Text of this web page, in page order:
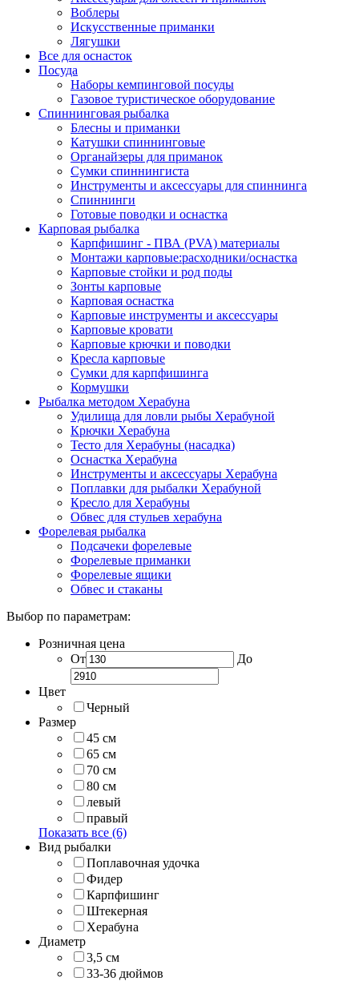
Воблеры
Искусственные приманки
Лягушки
Все для оснасток
Посуда
Наборы кемпинговой посуды
Газовое туристическое оборудование
Спиннинговая рыбалка
Блесны и приманки
Катушки спиннинговые
Органайзеры для приманок
Сумки спиннингиста
Инструменты и аксессуары для спиннинга
Спиннинги
Готовые поводки и оснастка
Карповая рыбалка
Карпфишинг - ПВА (PVA) материалы
Монтажи карповые:расходники/оснастка
Карповые стойки и род поды
Зонты карповые
Карповая оснастка
Карповые инструменты и аксессуары
Карповые кровати
Карповые крючки и поводки
Кресла карповые
Сумки для карпфишинга
Кормушки
Рыбалка методом Херабуна
Удилища для ловли рыбы Херабуной
Крючки Херабуна
Тесто для Херабуны (насадка)
Оснастка Херабуна
Инструменты и аксессуары Херабуна
Поплавки для рыбалки Херабуной
Кресло для Херабуны
Обвес для стульев херабуна
Форелевая рыбалка
Подсачеки форелевые
Форелевые приманки
Форелевые ящики
Обвес и стаканы
Выбор по параметрам:
Розничная цена
От
До
Цвет
Черный
Размер
45 см
65 см
70 см
80 см
левый
правый
Показать все (6)
Вид рыбалки
Поплавочная удочка
Фидер
Карпфишинг
Штекерная
Херабуна
Диаметр
3,5 см
33-36 дюймов